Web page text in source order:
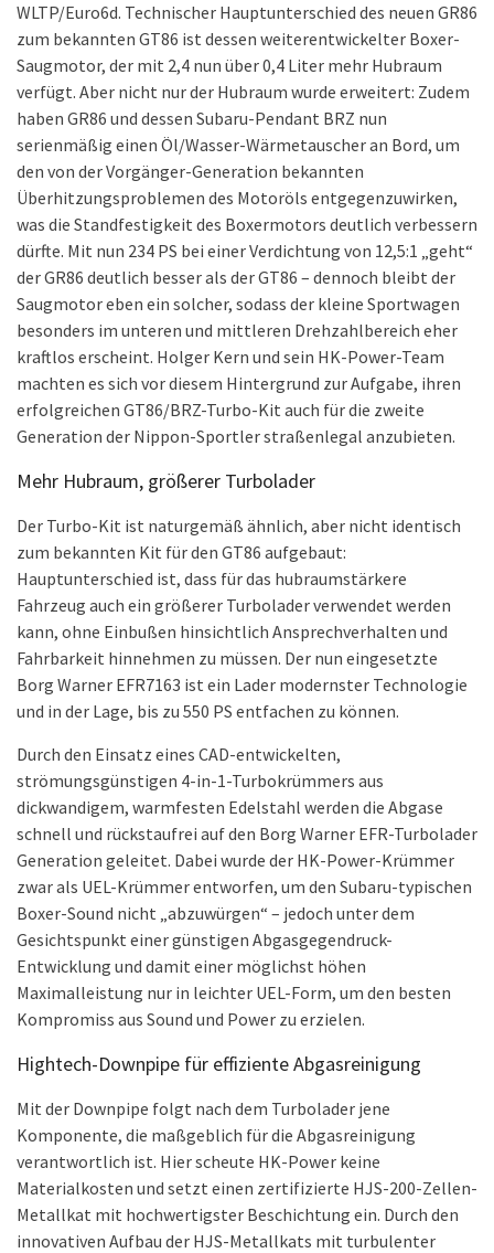
WLTP/Euro6d. Technischer Hauptunterschied des neuen GR86
zum bekannten GT86 ist dessen weiterentwickelter Boxer-
Saugmotor, der mit 2,4 nun über 0,4 Liter mehr Hubraum
verfügt. Aber nicht nur der Hubraum wurde erweitert: Zudem
haben GR86 und dessen Subaru-Pendant BRZ nun
serienmäßig einen Öl/Wasser-Wärmetauscher an Bord, um
den von der Vorgänger-Generation bekannten
Überhitzungsproblemen des Motoröls entgegenzuwirken,
was die Standfestigkeit des Boxermotors deutlich verbessern
dürfte. Mit nun 234 PS bei einer Verdichtung von 12,5:1 „geht“
der GR86 deutlich besser als der GT86 – dennoch bleibt der
Saugmotor eben ein solcher, sodass der kleine Sportwagen
besonders im unteren und mittleren Drehzahlbereich eher
kraftlos erscheint. Holger Kern und sein HK-Power-Team
machten es sich vor diesem Hintergrund zur Aufgabe, ihren
erfolgreichen GT86/BRZ-Turbo-Kit auch für die zweite
Generation der Nippon-Sportler straßenlegal anzubieten.
Mehr Hubraum, größerer Turbolader
Der Turbo-Kit ist naturgemäß ähnlich, aber nicht identisch
zum bekannten Kit für den GT86 aufgebaut:
Hauptunterschied ist, dass für das hubraumstärkere
Fahrzeug auch ein größerer Turbolader verwendet werden
kann, ohne Einbußen hinsichtlich Ansprechverhalten und
Fahrbarkeit hinnehmen zu müssen. Der nun eingesetzte
Borg Warner EFR7163 ist ein Lader modernster Technologie
und in der Lage, bis zu 550 PS entfachen zu können.
Durch den Einsatz eines CAD-entwickelten,
strömungsgünstigen 4-in-1-Turbokrümmers aus
dickwandigem, warmfesten Edelstahl werden die Abgase
schnell und rückstaufrei auf den Borg Warner EFR-Turbolader
Generation geleitet. Dabei wurde der HK-Power-Krümmer
zwar als UEL-Krümmer entworfen, um den Subaru-typischen
Boxer-Sound nicht „abzuwürgen“ – jedoch unter dem
Gesichtspunkt einer günstigen Abgasgegendruck-
Entwicklung und damit einer möglichst höhen
Maximalleistung nur in leichter UEL-Form, um den besten
Kompromiss aus Sound und Power zu erzielen.
Hightech-Downpipe für effiziente Abgasreinigung
Mit der Downpipe folgt nach dem Turbolader jene
Komponente, die maßgeblich für die Abgasreinigung
verantwortlich ist. Hier scheute HK-Power keine
Materialkosten und setzt einen zertifizierte HJS-200-Zellen-
Metallkat mit hochwertigster Beschichtung ein. Durch den
innovativen Aufbau der HJS-Metallkats mit turbulenter